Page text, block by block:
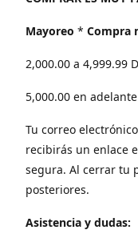
Mayoreo * Compra
2,000.00 a 4,999.99
5,000.00 en
Tu correo
recibirás un enlace
segura. Al cerrar tu
posteriores.
Asistencia y dudas: